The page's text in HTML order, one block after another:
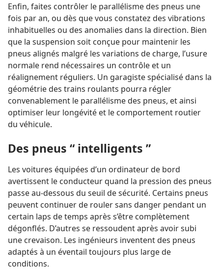
Enfin, faites contrôler le parallélisme des pneus une
fois par an, ou dès que vous constatez des vibrations
inhabituelles ou des anomalies dans la direction. Bien
que la suspension soit conçue pour maintenir les
pneus alignés malgré les variations de charge, l’usure
normale rend nécessaires un contrôle et un
réalignement réguliers. Un garagiste spécialisé dans la
géométrie des trains roulants pourra régler
convenablement le parallélisme des pneus, et ainsi
optimiser leur longévité et le comportement routier
du véhicule.
Des pneus “ intelligents ”
Les voitures équipées d’un ordinateur de bord
avertissent le conducteur quand la pression des pneus
passe au-dessous du seuil de sécurité. Certains pneus
peuvent continuer de rouler sans danger pendant un
certain laps de temps après s’être complètement
dégonflés. D’autres se ressoudent après avoir subi
une crevaison. Les ingénieurs inventent des pneus
adaptés à un éventail toujours plus large de
conditions.